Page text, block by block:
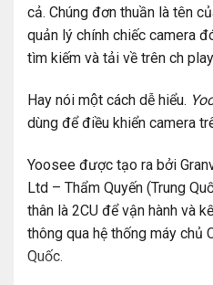
cả. Chúng đơn thuần là tên
quản lý chính chiếc camera
tìm kiếm và tải về trên ch
Hay nói một cách dễ hiểu.
dùng để điều khiển camera
Yoosee được tạo ra bởi
Ltd – Thẩm Quyến (Trung
thân là 2CU để vận hành và
thông qua hệ thống máy chủ
Quốc.